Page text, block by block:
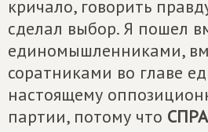
кричало, говорить
сделал выбор. Я пошел
единомышленниками,
соратниками во главе
настоящему
партии, потому что